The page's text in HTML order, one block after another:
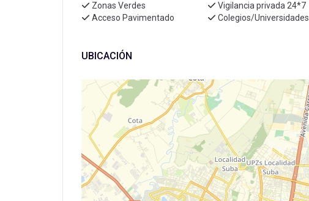
Zonas Verdes
Vigilancia privada 24*7
Acceso Pavimentado
Colegios/Universidades
UBICACIÓN
−